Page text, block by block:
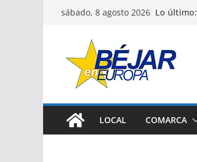
Saltarsábado, 8 agosto 2026 Lo último:
LOCAL COMARCA